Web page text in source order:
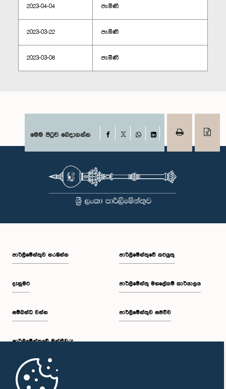
2023-04-04 පැමිණි
2023-03-22 පැමිණි
2023-03-08 පැමිණි
මෙම පිටුව බෙදාගන්න Facebook
WhatsAppLinkedIn
පාර්ලි‌මේන්තුව නරඹන්න
දැනුමට
සම්බන්ධ වන්න
පාර්ලි‌මේන්තුවේ මන්ත්‍රීවරු
මුල් පිටුව
පාර්ලිමේන්තුවේ කටයුතු
පාර්ලිමේන්තු මහලේකම් කාර්යාලය
පාර්ලිමේන්තුව සජීවීව